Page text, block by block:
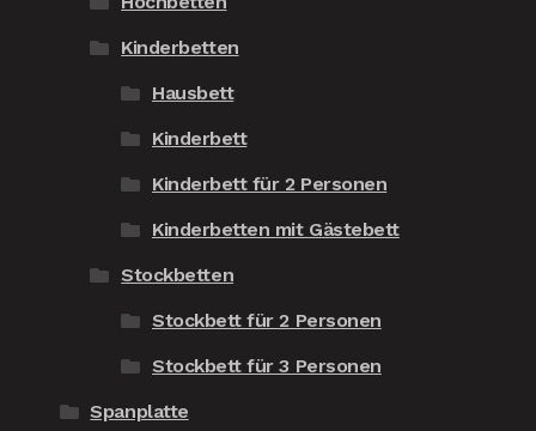
Kinderbetten
Hausbett
Kinderbett
Kinderbett für 2 Personen
Kinderbetten mit Gästebett
Stockbetten
Stockbett für 2 Personen
Stockbett für 3 Personen
Spanplatte